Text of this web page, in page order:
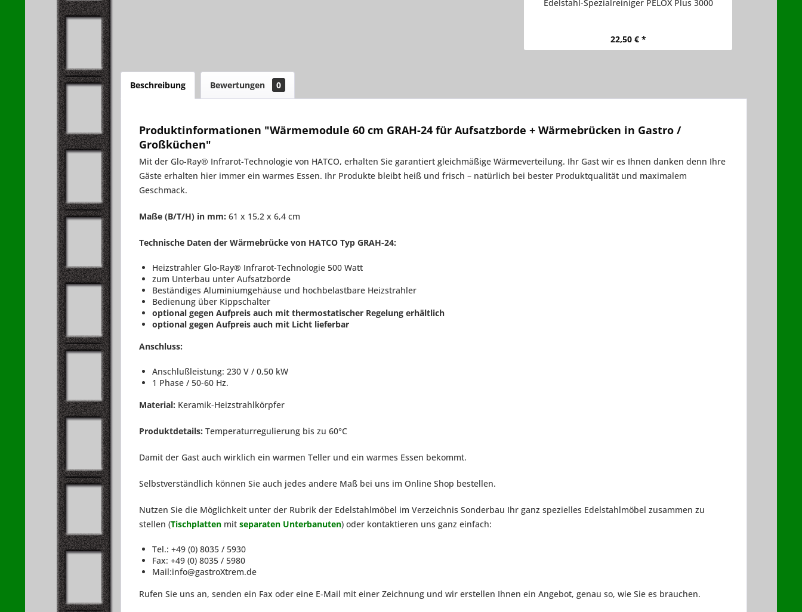
Edelstahl-Spezialreiniger PELOX Plus 3000
22,50 € *
Beschreibung Bewertungen 0
Produktinformationen "Wärmemodule 60 cm GRAH-24 für Aufsatzborde + Wärmebrücken in Gastro /
Großküchen"
Mit der Glo-Ray® Infrarot-Technologie von HATCO, erhalten Sie garantiert gleichmäßige Wärmeverteilung. Ihr Gast wir es Ihnen danken denn Ihre
Gäste erhalten hier immer ein warmes Essen. Ihr Produkte bleibt heiß und frisch – natürlich bei bester Produktqualität und maximalem
Geschmack.
Maße (B/T/H) in mm: 61 x 15,2 x 6,4 cm
Technische Daten der Wärmebrücke von HATCO Typ GRAH-24:
Heizstrahler Glo-Ray® Infrarot-Technologie 500 Watt
zum Unterbau unter Aufsatzborde
Beständiges Aluminiumgehäuse und hochbelastbare Heizstrahler
Bedienung über Kippschalter
optional gegen Aufpreis auch mit thermostatischer Regelung erhältlich
optional gegen Aufpreis auch mit Licht lieferbar
Anschluss:
Anschlußleistung: 230 V / 0,50 kW
1 Phase / 50-60 Hz.
Material: Keramik-Heizstrahlkörpfer
Produktdetails: Temperaturregulierung bis zu 60°C
Damit der Gast auch wirklich ein warmen Teller und ein warmes Essen bekommt.
Selbstverständlich können Sie auch jedes andere Maß bei uns im Online Shop bestellen.
Nutzen Sie die Möglichkeit unter der Rubrik der Edelstahlmöbel im Verzeichnis Sonderbau Ihr ganz spezielles Edelstahlmöbel zusammen zu
stellen (Tischplatten mit separaten Unterbanuten) oder kontaktieren uns ganz einfach:
Tel.: +49 (0) 8035 / 5930
Fax: +49 (0) 8035 / 5980
Mail:info@gastroXtrem.de
Rufen Sie uns an, senden ein Fax oder eine E-Mail mit einer Zeichnung und wir erstellen Ihnen ein Angebot, genau so, wie Sie es brauchen.